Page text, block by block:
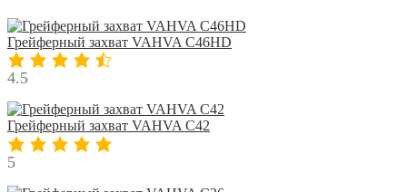
Грейферный захват VAHVA C46HD
4.5
Грейферный захват VAHVA C42
5